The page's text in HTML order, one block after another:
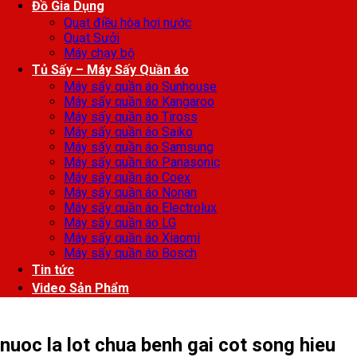
Đồ Gia Dụng
Quạt điều hòa hơi nước
Quạt Sưởi
Máy chạy bộ
Tủ Sấy – Máy Sấy Quần áo
Máy sấy quần áo Sunhouse
Máy sấy quần áo Kangaroo
Máy sấy quần áo Tiross
Máy sấy quần áo Saiko
Máy sấy quần áo Samsung
Máy sấy quần áo Panasonic
Máy sấy quần áo Coex
Máy sấy quần áo Nonan
Máy sấy quần áo Electrolux
Máy sấy quần áo LG
Máy sấy quần áo Xiaomi
Máy sấy quần áo Bosch
Tin tức
Video Sản Phẩm
nuoc la lot chua benh gai cot song hieu